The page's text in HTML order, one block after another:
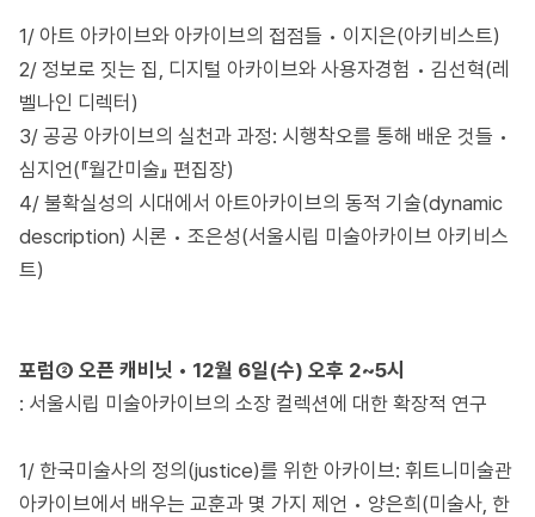
1/ 아트 아카이브와 아카이브의 접점들 • 이지은(아키비스트)
2/ 정보로 짓는 집, 디지털 아카이브와 사용자경험 • 김선혁(레
벨나인 디렉터)
3/ 공공 아카이브의 실천과 과정: 시행착오를 통해 배운 것들 •
심지언(『월간미술』 편집장)
4/ 불확실성의 시대에서 아트아카이브의 동적 기술(dynamic
description) 시론 • 조은성(서울시립 미술아카이브 아키비스
트)
포럼② 오픈 캐비닛 • 12월 6일(수) 오후 2~5시
: 서울시립 미술아카이브의 소장 컬렉션에 대한 확장적 연구
1/ 한국미술사의 정의(justice)를 위한 아카이브: 휘트니미술관
아카이브에서 배우는 교훈과 몇 가지 제언 • 양은희(미술사, 한